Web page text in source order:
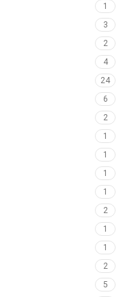
1
3
2
4
24
6
2
1
1
1
1
2
1
1
2
5